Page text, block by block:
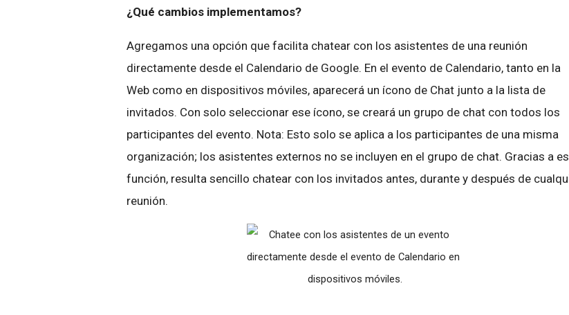
¿Qué cambios implementamos?
Agregamos una opción que facilita chatear con los asistentes de una reunión
directamente desde el Calendario de Google. En el evento de Calendario, tanto en la
Web como en dispositivos móviles, aparecerá un ícono de Chat junto a la lista de
invitados. Con solo seleccionar ese ícono, se creará un grupo de chat con todos los
participantes del evento. Nota: Esto solo se aplica a los participantes de una misma
organización; los asistentes externos no se incluyen en el grupo de chat. Gracias a
función, resulta sencillo chatear con los invitados antes, durante y después de
reunión.